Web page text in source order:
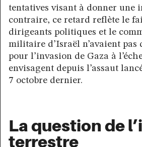
tentatives visant à donner une
contraire, ce retard reflète le
dirigeants politiques et le
militaire d’Israël n’avaient pas
pour l’invasion de Gaza à
envisagent depuis l’assaut
7 octobre dernier.
La question de
terrestre